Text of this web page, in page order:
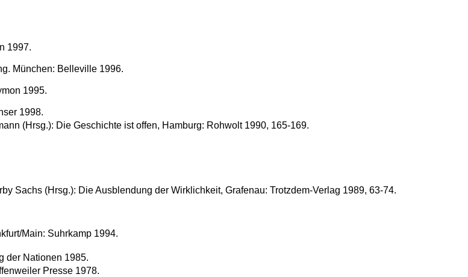
1997.
München: Belleville 1996.
1995.
1998.
(Hrsg.): Die Geschichte ist offen, Hamburg: Rohwolt 1990, 165-169.
Sachs (Hrsg.): Die Ausblendung der Wirklichkeit, Grafenau: Trotzdem-Verlag 1989, 63-74.
Main: Suhrkamp 1994.
der Nationen 1985.
Presse 1978.